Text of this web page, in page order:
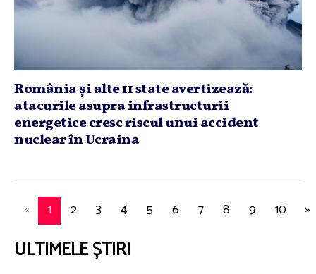
România şi alte 11 state avertizează:
atacurile asupra infrastructurii
energetice cresc riscul unui accident
nuclear în Ucraina
« 1 2 3 4 5 6 7 8 9 10 »
ULTIMELE ȘTIRI